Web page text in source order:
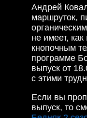
Андрей
маршруток,
не имеет, как
кнопочным
программе
выпуск от
с этими
Если вы
выпуск, то